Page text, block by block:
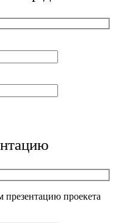
проекета